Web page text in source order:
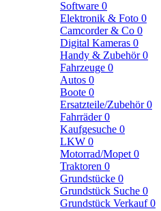
Software 0
Elektronik & Foto 0
Camcorder & Co 0
Digital Kameras 0
Handy & Zubehör0
Fahrzeuge 0
Autos 0
Boote 0
Ersatzteile/Zubehör0
Fahrräder0
Kaufgesuche 0
LKW 0
Motorrad/Mopet 0
Traktoren 0
Grundstücke 0
Grundstück Suche 0
Grundstück Verkauf0